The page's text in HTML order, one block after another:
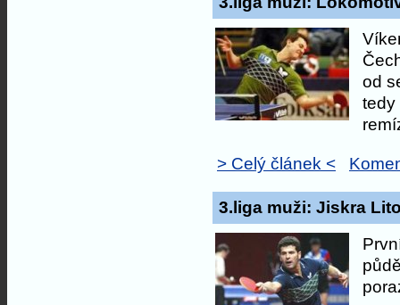
od
tedy
> Celý článek <
3.liga muži: Jiskra